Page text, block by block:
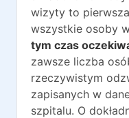
wizyty to
wszystkie osoby
tym czas
zawsze liczba
rzeczywistym
zapisanych w
szpitalu. O